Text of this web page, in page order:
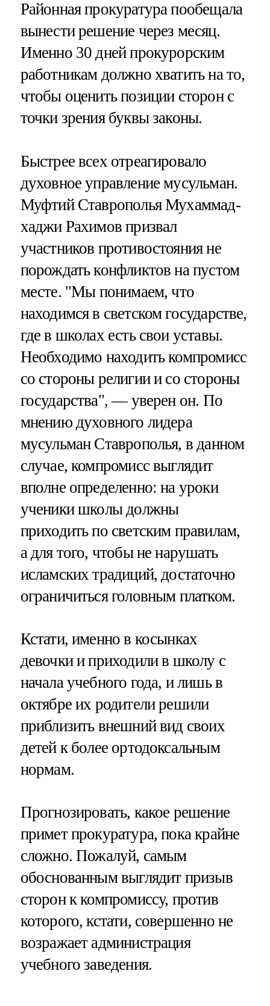
Районная прокуратура пообещала
вынести решение через месяц.
Именно 30 дней прокурорским
работникам должно хватить на то,
чтобы оценить позиции сторон с
точки зрения буквы законы.
Быстрее всех отреагировало
духовное управление мусульман.
Муфтий Ставрополья Мухаммад-
хаджи Рахимов призвал
участников противостояния не
порождать конфликтов на пустом
месте. "Мы понимаем, что
находимся в светском государстве,
где в школах есть свои уставы.
Необходимо находить компромисс
со стороны религии и со стороны
государства", — уверен он. По
мнению духовного лидера
мусульман Ставрополья, в данном
случае, компромисс выглядит
вполне определенно: на уроки
ученики школы должны
приходить по светским правилам,
а для того, чтобы не нарушать
исламских традиций, достаточно
ограничиться головным платком.
Кстати, именно в косынках
девочки и приходили в школу с
начала учебного года, и лишь в
октябре их родители решили
приблизить внешний вид своих
детей к более ортодоксальным
нормам.
Прогнозировать, какое решение
примет прокуратура, пока крайне
сложно. Пожалуй, самым
обоснованным выглядит призыв
сторон к компромиссу, против
которого, кстати, совершенно не
возражает администрация
учебного заведения.